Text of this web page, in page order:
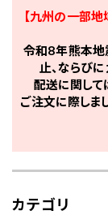
【九州の一部
令和8年熊本地
止、ならび
配送に関して
ご注文に際しま
カテゴリ